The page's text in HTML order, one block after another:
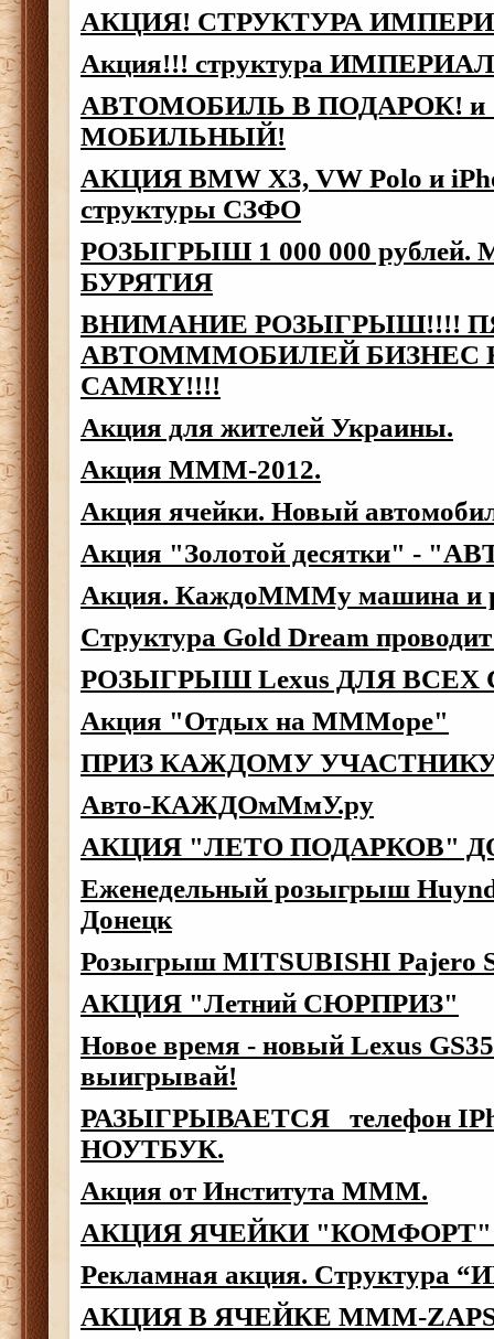
АКЦИЯ! СТРУКТУРА
Акция!!! структура ИМПЕРИАЛ
АВТОМОБИЛЬ В ПОДАРОК! и
МОБИЛЬНЫЙ!
АКЦИЯ BMW X3, VW Polo и
структуры СЗФО
РОЗЫГРЫШ 1 000 000 рублей.
БУРЯТИЯ
ВНИМАНИЕ РОЗЫГРЫШ!!!!
АВТОМММОБИЛЕЙ БИЗНЕС
CAMRY!!!!
Акция для жителей Украины.
Акция МММ-2012.
Акция ячейки. Новый
Акция "Золотой десятки" -
Акция. КаждоМММу машина и
Структура Gold Dream
РОЗЫГРЫШ Lexus ДЛЯ ВСЕХ
Акция "Отдых на МММоре"
ПРИЗ КАЖДОМУ
Авто-КАЖДОмМмУ.ру
АКЦИЯ "ЛЕТО ПОДАРКОВ"
Еженедельный розыгрыш
Донецк
Розыгрыш MITSUBISHI Pajero
АКЦИЯ "Летний СЮРПРИЗ"
Новое время - новый Lexus
выигрывай!
РАЗЫГРЫВАЕТСЯ телефон
НОУТБУК.
Акция от Института МММ.
АКЦИЯ ЯЧЕЙКИ "КОМФОРТ"
Рекламная акция. Структура
АКЦИЯ В ЯЧЕЙКЕ MMM-